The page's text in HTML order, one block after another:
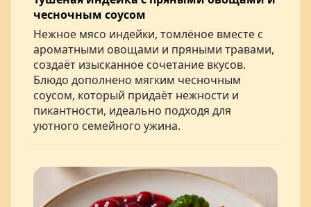
чесночным соусом
Нежное мясо индейки, томлёное вместе с
ароматными овощами и пряными травами,
создаёт изысканное сочетание вкусов.
Блюдо дополнено мягким чесночным
соусом, который придаёт нежности и
пикантности, идеально подходя для
уютного семейного ужина.